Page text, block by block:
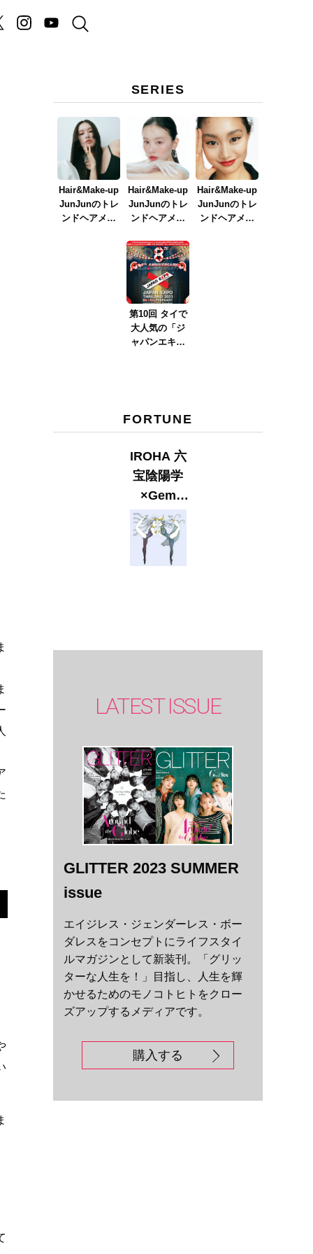
SERIES
Hair&Make-up
JunJunのトレ
ンドヘアメイ
Hair&Make-up
JunJunのトレ
ンドヘアメイ
イク
ver.2023』
Hair&Make-up
JunJunのトレ
ンドヘアメイ
第10回 タイで
大人気の「ジ
ャパンエキス
FORTUNE
IROHA 六
宝陰陽学
×Gem
Muse
【GLITTER
2023
LATEST ISSUE
GLITTER 2023 SUMMER
issue
エイジレス・ジェンダーレス・ボー
ダレスをコンセプトにライフスタイ
ルマガジンとして新装刊。「グリッ
ターな人生を！」目指し、人生を輝
かせるためのモノコトヒトをクロー
ズアップするメディアです。
購入する